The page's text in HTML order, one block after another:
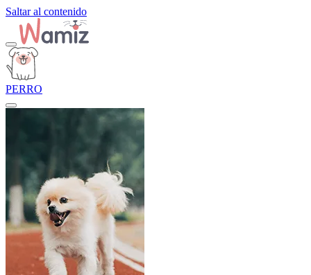
Saltar al contenido
PERRO